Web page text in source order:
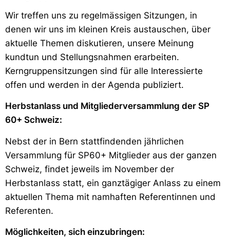
Wir treffen uns zu regelmässigen Sitzungen, in
denen wir uns im kleinen Kreis austauschen, über
aktuelle Themen diskutieren, unsere Meinung
kundtun und Stellungsnahmen erarbeiten.
Kerngruppensitzungen sind für alle Interessierte
offen und werden in der Agenda publiziert.
Herbstanlass und Mitgliederversammlung der SP
60+ Schweiz:
Nebst der in Bern stattfindenden jährlichen
Versammlung für SP60+ Mitglieder aus der ganzen
Schweiz, findet jeweils im November der
Herbstanlass statt, ein ganztägiger Anlass zu einem
aktuellen Thema mit namhaften Referentinnen und
Referenten.
Möglichkeiten, sich einzubringen: